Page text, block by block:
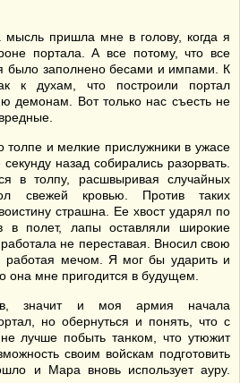
пришла мне в голову, когда я
портала. А все потому, что все
было заполнено бесами и импами. К
к духам, что построили портал
демонам. Вот только нас съесть не
толпе и мелкие прислужники в ужасе
назад собирались разорвать.
в толпу, расшвыривая случайных
свежей кровью. Против таких
страшна. Ее хвост ударял по
в полет, лапы оставляли широкие
не переставая. Вносил свою
работая мечом. Я мог бы ударить и
она мне пригодится в будущем.
значит и моя армия начала
но обернуться и понять, что с
лучше побыть танком, что утюжит
своим войскам подготовить
и Мара вновь использует ауру.